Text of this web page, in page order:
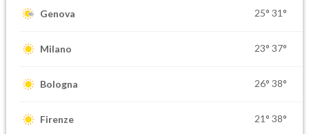
Genova 25° 31°
Milano 23° 37°
Bologna 26° 38°
Firenze 21° 38°